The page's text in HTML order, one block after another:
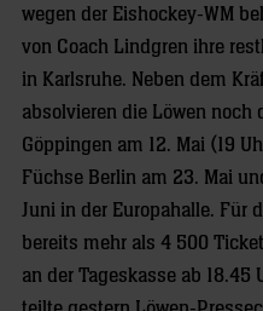
wegen der Eishockey-WM
von Coach Lindgren ihre
in Karlsruhe. Neben dem
absolvieren die Löwen noch
Göppingen am 12. Mai (19
Füchse Berlin am 23. Mai
Juni in der Europahalle. Für
bereits mehr als 4 500
an der Tageskasse ab 18.45